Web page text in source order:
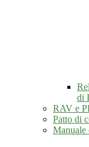
di
RAV e
Patto di
Manuale